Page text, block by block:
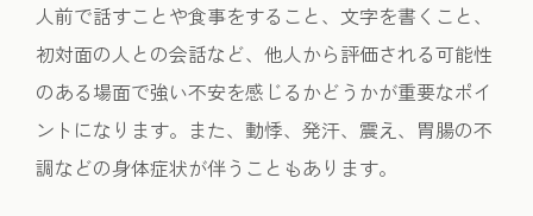
人前で話すことや食事をすること、文字を書くこと、
初対面の人との会話など、他人から評価される可能性
のある場面で強い不安を感じるかどうかが重要なポイ
ントになります。また、動悸、発汗、震え、胃腸の不
調などの身体症状が伴うこともあります。